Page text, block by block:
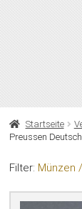
HOME
Startseite
Preussen
Filter: Münzen